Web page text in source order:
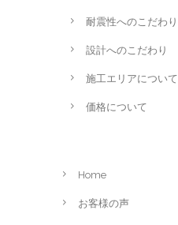
耐震性へのこだわり
設計へのこだわり
施工エリアについて
価格について
Home
お客様の声